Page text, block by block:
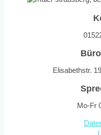
Elisabethstr.
Mo-Fr